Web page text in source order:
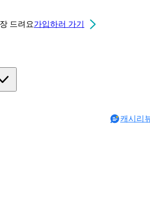
드려요가입하러 가기
캐시리